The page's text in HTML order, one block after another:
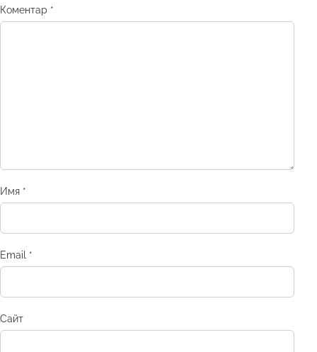
Коментар *
Имя *
Email *
Сайт